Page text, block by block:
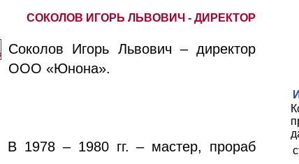
СОКОЛОВ ИГОРЬ ЛЬВОВИЧ - ДИРЕКТОР
Соколов Игорь Львович – директор
ООО «Юнона».
1978 – 1980 гг. – мастер, прораб